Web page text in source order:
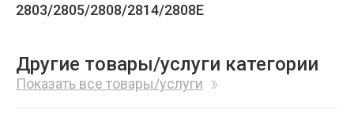
2803/2805/2808/2814/2808Е
Другие товары/услуги категории
Показать все товары/услуги